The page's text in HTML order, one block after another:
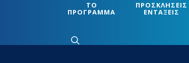
ΤΟ
ΠΡΟΓΡΑΜΜΑ
ΠΡΟΣΚΛΗΣΕΙΣ
ΕΝΤΑΞΕΙΣ